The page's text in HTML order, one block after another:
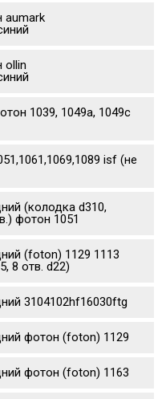
aumark
ollin
1039, 1049a, 1049c
isf (не
(колодка d310,
фотон 1051
(foton) 1129 1113
8 отв. d22)
3104102hf16030ftg
фотон (foton) 1129
фотон (foton) 1163